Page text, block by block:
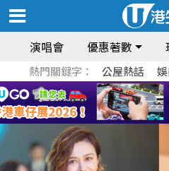
演唱會 優惠著數
熱門關鍵字： 公屋熱話